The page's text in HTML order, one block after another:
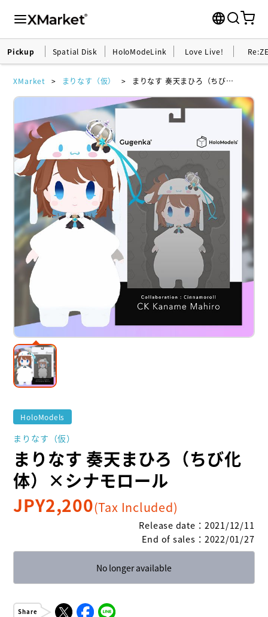
Pickup Spatial Disk HoloModeLink Love Live!
XMarket まりなす（仮） まりなす 奏天まひろ（ちび化体）×シナモロール
HoloModels
まりなす（仮）
まりなす 奏天まひろ（ちび化
体）×シナモロール
JPY2,200(Tax Included)
Release date ： 2021/12/11
End of sales ： 2022/01/27
No longer available
Share